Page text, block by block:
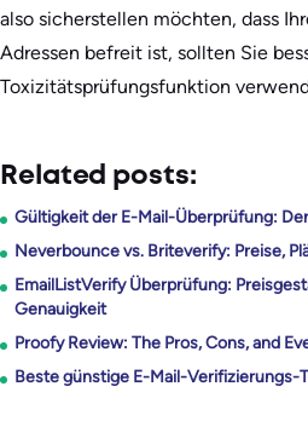
also sicherstellen möchten, dass
Adressen befreit ist, sollten Sie
Toxizitätsprüfungsfunktion
Related posts:
Gültigkeit der E-Mail-Überprüfung:
Neverbounce vs. Briteverify: Preise,
EmailListVerify Überprüfung:
Genauigkeit
Proofy Review: The Pros, Cons, and
Beste günstige E-Mail-Verifizierungs-